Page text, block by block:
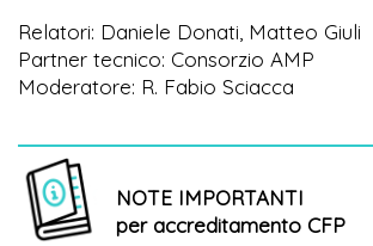
Relatori: Daniele Donati, Matteo Giuli
Partner tecnico: Consorzio AMP
Moderatore: R. Fabio Sciacca
NOTE IMPORTANTI
per accreditamento CFP